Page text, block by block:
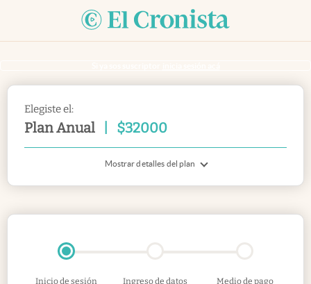
Elegiste el:
Plan Anual $32000
Mostrar detalles del plan
Inicio de sesión Ingreso de datos Medio de pago